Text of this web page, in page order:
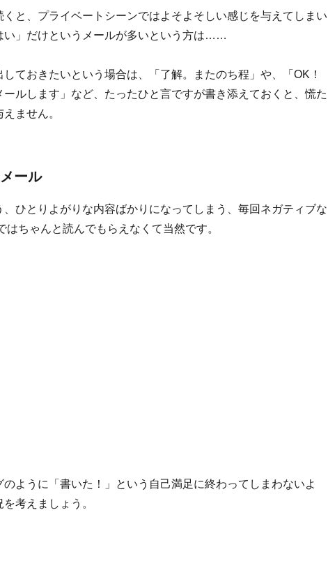
と、プライベートシーンではよそよそしい感じを与えてしまい
い」だけというメールが多いという方は……
ておきたいという場合は、「了解。またのち程」や、「OK！
ルします」など、たったひと言ですが書き添えておくと、慌た
ません。
ール
ひとりよがりな内容ばかりになってしまう、毎回ネガティブな
ちゃんと読んでもらえなくて当然です。
ように「書いた！」という自己満足に終わってしまわないよ
考えましょう。